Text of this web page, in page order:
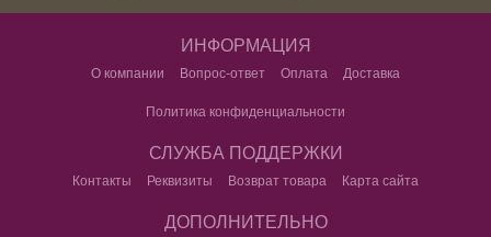
ИНФОРМАЦИЯ
О компании Вопрос-ответ Оплата Доставка
Политика конфиденциальности
СЛУЖБА ПОДДЕРЖКИ
Контакты Реквизиты Возврат товара Карта сайта
ДОПОЛНИТЕЛЬНО